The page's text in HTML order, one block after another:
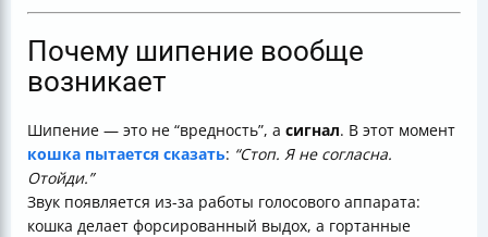
Итог
Почему шипение вообще
возникает
Шипение — это не “вредность”, а сигнал. В этот момент
кошка пытается сказать: “Стоп. Я не согласна.
Отойди.”
Звук появляется из-за работы голосового аппарата:
кошка делает форсированный выдох, а гортанные